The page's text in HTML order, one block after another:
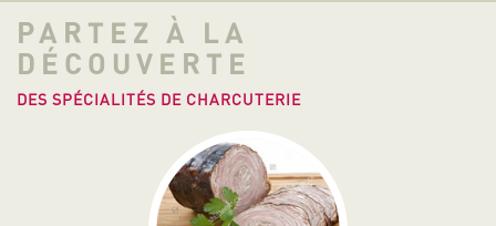
PARTEZ À LA
DÉCOUVERTE
DES SPÉCIALITÉS DE CHARCUTERIE